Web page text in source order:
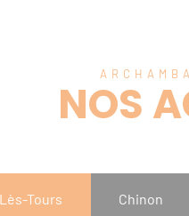
NOS
Tours Chinon